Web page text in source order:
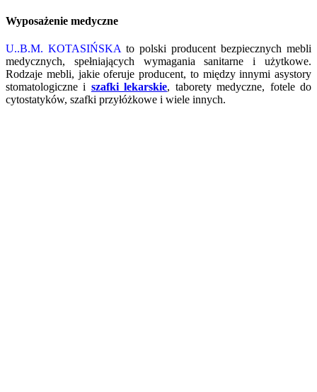
Wyposażenie medyczne
U..B.M. KOTASIŃSKA to polski producent bezpiecznych mebli
medycznych, spełniających wymagania sanitarne i użytkowe.
Rodzaje mebli, jakie oferuje producent, to między innymi asystory
stomatologiczne i szafki lekarskie, taborety medyczne, fotele do
cytostatyków, szafki przyłóżkowe i wiele innych.